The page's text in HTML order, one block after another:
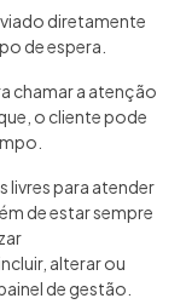
diretamente
de espera.
chamar a atenção
o cliente pode
livres para atender
de estar sempre
alterar ou
de gestão.